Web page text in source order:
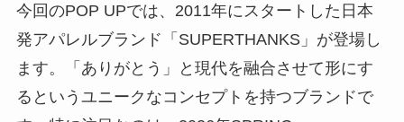
今回のPOP UPでは、2011年にスタートした日本
発アパレルブランド「SUPERTHANKS」が登場し
ます。「ありがとう」と現代を融合させて形にす
るというユニークなコンセプトを持つブランドで